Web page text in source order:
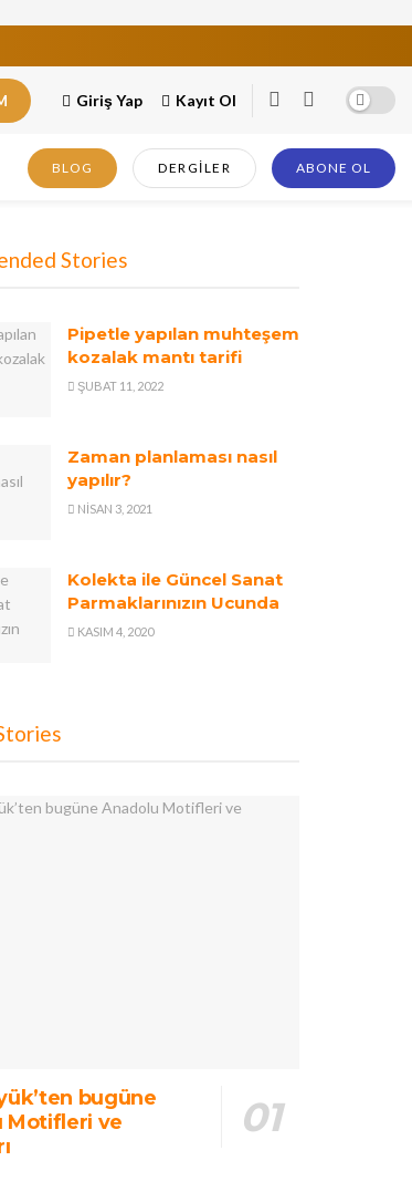
Giriş Yap Kayıt Ol
BLOG DERGILER ABONE OL
Stories
Pipetle yapılan muhteşem
kozalak mantı tarifi
ŞUBAT 11, 2022
Zaman planlaması nasıl
yapılır?
NISAN 3, 2021
Kolekta ile Güncel Sanat
Parmaklarınızın Ucunda
KASIM 4, 2020
bugüne
Motifleri ve